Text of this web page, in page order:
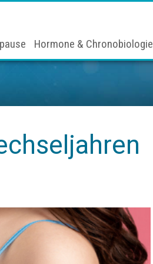
Hormone & Chronobiologie